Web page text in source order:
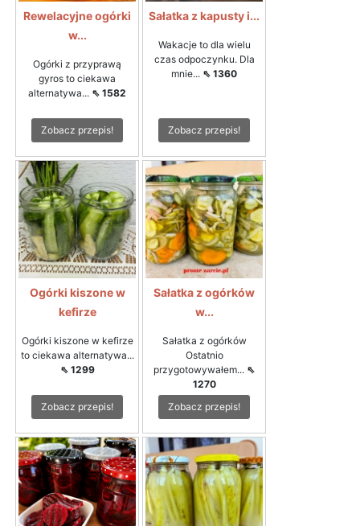
Rewelacyjne ogórki
w...
Ogórki z przyprawą
gyros to ciekawa
alternatywa... ⇖ 1582
Zobacz przepis!
Sałatka z kapusty i...
Wakacje to dla wielu
czas odpoczynku. Dla
mnie... ⇖ 1360
Zobacz przepis!
Ogórki kiszone w
kefirze
Ogórki kiszone w kefirze
to ciekawa alternatywa...
⇖ 1299
Zobacz przepis!
Sałatka z ogórków
w...
Sałatka z ogórków
Ostatnio
przygotowywałem... ⇖
1270
Zobacz przepis!